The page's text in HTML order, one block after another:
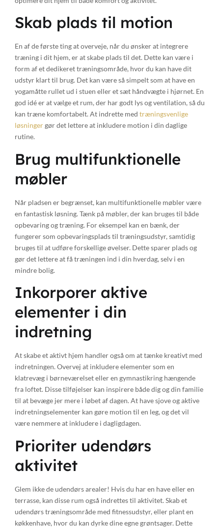
Skab plads til motion
En af de første ting at overveje, når du ønsker at integrere
træning i dit hjem, er at skabe plads til det. Dette kan være i
form af et dedikeret træningsområde, hvor du kan have dit
udstyr klart til brug. Det kan være så simpelt som at have en
yogamåtte rullet ud i stuen eller et sæt håndvægte i hjørnet. En
god idé er at vælge et rum, der har godt lys og ventilation, så du
kan træne komfortabelt. At indrette med træningsvenlige
løsningergør det lettere at inkludere motion i din daglige
rutine.
Brug multifunktionelle
møbler
Når pladsen er begrænset, kan multifunktionelle møbler være
en fantastisk løsning. Tænk på møbler, der kan bruges til både
opbevaring og træning. For eksempel kan en bænk, der
fungerer som opbevaringsplads til træningsudstyr, samtidig
bruges til at udføre forskellige øvelser. Dette sparer plads og
gør det lettere at få træningen ind i din hverdag, selv i en
mindre bolig.
Inkorporer aktive
elementer i din
indretning
At skabe et aktivt hjem handler også om at tænke kreativt med
indretningen. Overvej at inkludere elementer som en
klatrevæg i børneværelset eller en gymnastikring hængende
fra loftet. Disse tilføjelser kan inspirere både dig og din familie
til at bevæge jer mere i løbet af dagen. At have sjove og aktive
indretningselementer kan gøre motion til en leg, og det vil
være nemmere at inkludere i dagligdagen.
Prioriter udendørs
aktivitet
Glem ikke de udendørs arealer! Hvis du har en have eller en
terrasse, kan disse rum også indrettes til aktivitet. Skab et
udendørs træningsområde med fitnessudstyr, eller plant en
køkkenhave, hvor du kan dyrke dine egne grøntsager. Dette